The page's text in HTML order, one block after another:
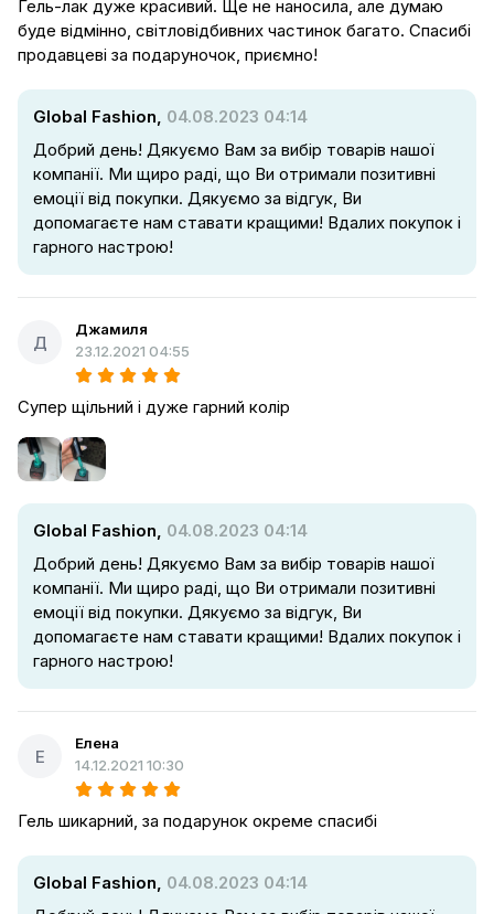
Гель-лак дуже красивий. Ще не наносила, але думаю
буде відмінно, світловідбивних частинок багато. Спасибі
продавцеві за подаруночок, приємно!
Global Fashion, 04.08.2023 04:14
Добрий день! Дякуємо Вам за вибір товарів нашої
компанії. Ми щиро раді, що Ви отримали позитивні
емоції від покупки. Дякуємо за відгук, Ви
допомагаєте нам ставати кращими! Вдалих покупок і
гарного настрою!
Д
Джамиля
23.12.2021 04:55
Супер щільний і дуже гарний колір
Global Fashion, 04.08.2023 04:14
Добрий день! Дякуємо Вам за вибір товарів нашої
компанії. Ми щиро раді, що Ви отримали позитивні
емоції від покупки. Дякуємо за відгук, Ви
допомагаєте нам ставати кращими! Вдалих покупок і
гарного настрою!
Е
Елена
14.12.2021 10:30
Гель шикарний, за подарунок окреме спасибі
Global Fashion, 04.08.2023 04:14